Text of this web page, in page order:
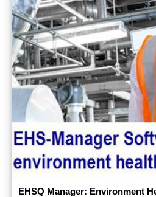
EHSQ Manager: Environment